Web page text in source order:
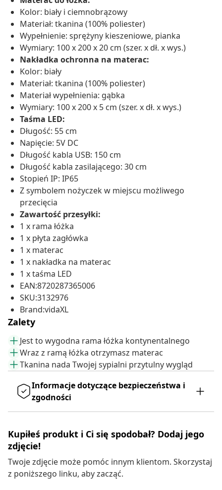
Kolor: biały i ciemnobrązowy
Materiał: tkanina (100% poliester)
Wypełnienie: sprężyny kieszeniowe, pianka
Wymiary: 100 x 200 x 20 cm (szer. x dł. x wys.)
Nakładka ochronna na materac:
Kolor: biały
Materiał: tkanina (100% poliester)
Materiał wypełnienia: gąbka
Wymiary: 100 x 200 x 5 cm (szer. x dł. x wys.)
Taśma LED:
Długość: 55 cm
Napięcie: 5V DC
Długość kabla USB: 150 cm
Długość kabla zasilającego: 30 cm
Stopień IP: IP65
Z symbolem nożyczek w miejscu możliwego
przecięcia
Zawartość przesyłki:
1 x rama łóżka
1 x płyta zagłówka
1 x materac
1 x nakładka na materac
1 x taśma LED
EAN:8720287365006
SKU:3132976
Brand:vidaXL
Zalety
Jest to wygodna rama łóżka kontynentalnego
Wraz z ramą łóżka otrzymasz materac
Tkanina nada Twojej sypialni przytulny wygląd
Informacje dotyczące bezpieczeństwa i
zgodności
Kupiłeś produkt i Ci się spodobał? Dodaj jego
zdjęcie!
Twoje zdjęcie może pomóc innym klientom. Skorzystaj
z poniższego linku, aby zacząć.